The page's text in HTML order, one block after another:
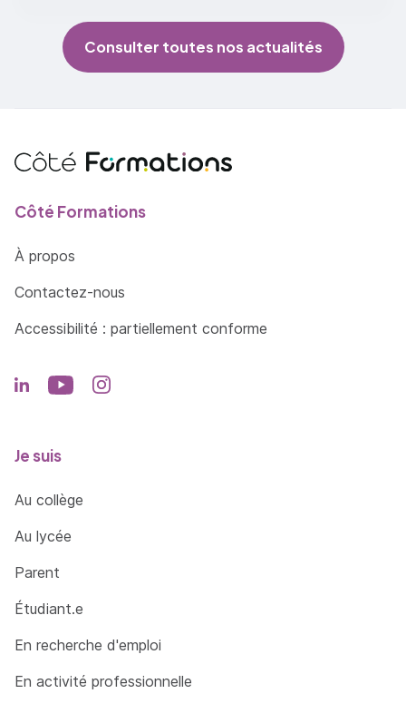
Consulter toutes nos actualités
Côté Formations
À propos
Contactez-nous
Accessibilité : partiellement conforme
Je suis
Au collège
Au lycée
Parent
Étudiant.e
En recherche d'emploi
En activité professionnelle